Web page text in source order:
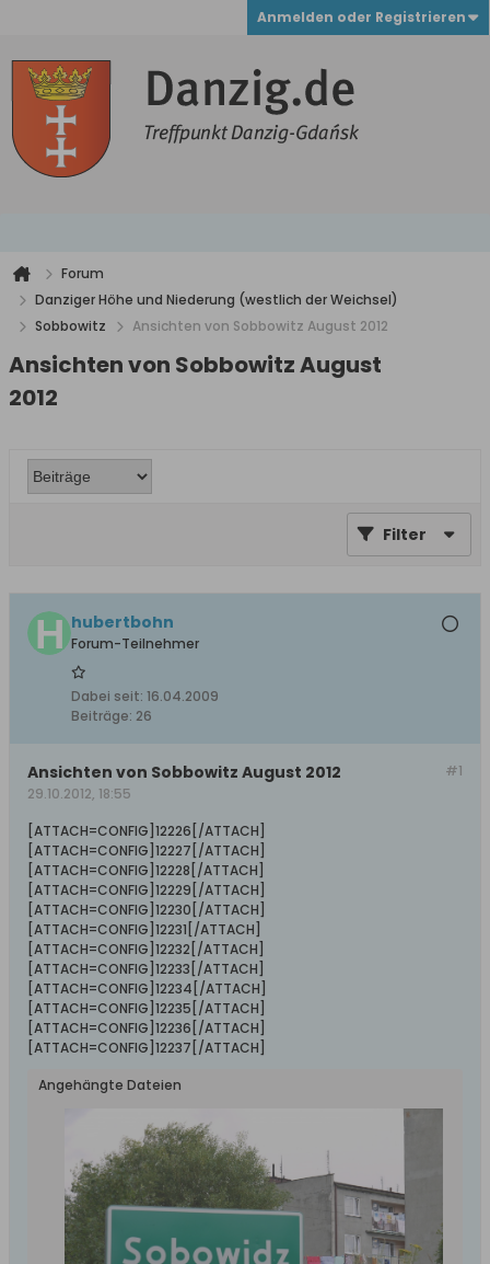
Anmelden oder Registrieren
Forum
Danziger Höhe und Niederung (westlich der Weichsel)
Sobbowitz
Ansichten von Sobbowitz August 2012
Ansichten von Sobbowitz August
2012
Filter
hubertbohn
Forum-Teilnehmer
Dabei seit: 16.04.2009
Beiträge: 26
#1
Ansichten von Sobbowitz August 2012
29.10.2012, 18:55
[ATTACH=CONFIG]12226[/ATTACH]
[ATTACH=CONFIG]12227[/ATTACH]
[ATTACH=CONFIG]12228[/ATTACH]
[ATTACH=CONFIG]12229[/ATTACH]
[ATTACH=CONFIG]12230[/ATTACH]
[ATTACH=CONFIG]12231[/ATTACH]
[ATTACH=CONFIG]12232[/ATTACH]
[ATTACH=CONFIG]12233[/ATTACH]
[ATTACH=CONFIG]12234[/ATTACH]
[ATTACH=CONFIG]12235[/ATTACH]
[ATTACH=CONFIG]12236[/ATTACH]
[ATTACH=CONFIG]12237[/ATTACH]
Angehängte Dateien